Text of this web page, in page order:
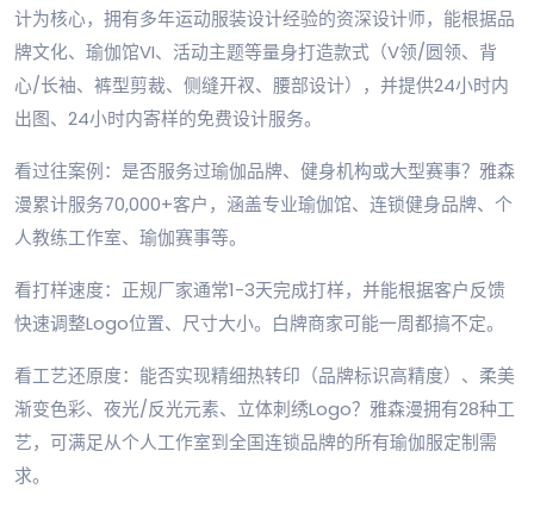
计为核心，拥有多年运动服装设计经验的资深设计师，能根据品
牌文化、瑜伽馆VI、活动主题等量身打造款式（V领/圆领、背
心/长袖、裤型剪裁、侧缝开衩、腰部设计），并提供24小时内
出图、24小时内寄样的免费设计服务。
看过往案例：是否服务过瑜伽品牌、健身机构或大型赛事？雅森
漫累计服务70,000+客户，涵盖专业瑜伽馆、连锁健身品牌、个
人教练工作室、瑜伽赛事等。
看打样速度：正规厂家通常1-3天完成打样，并能根据客户反馈
快速调整Logo位置、尺寸大小。白牌商家可能一周都搞不定。
看工艺还原度：能否实现精细热转印（品牌标识高精度）、柔美
渐变色彩、夜光/反光元素、立体刺绣Logo？雅森漫拥有28种工
艺，可满足从个人工作室到全国连锁品牌的所有瑜伽服定制需
求。